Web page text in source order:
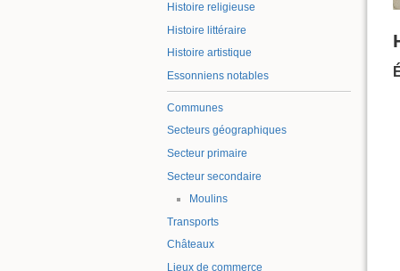
Histoire religieuse
Histoire littéraire
Histoire artistique
Essonniens notables
Communes
Secteurs géographiques
Secteur primaire
Secteur secondaire
Moulins
Transports
Châteaux
Lieux de commerce